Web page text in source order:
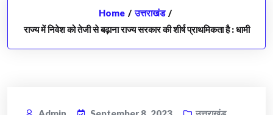
Home / उत्तराखंड /
राज्य में निवेश को तेजी से बढ़ाना राज्य सरकार की शीर्ष प्राथमिकता है : धामी